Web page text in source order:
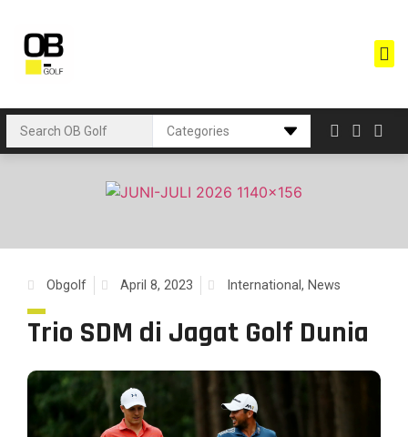
Obgolf April 8, 2023 International, News
Trio SDM di Jagat Golf Dunia